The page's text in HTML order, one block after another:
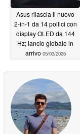
Asus rilascia il nuovo
2-in-1 da 14 pollici con
display OLED da 144
Hz; lancio globale in
arrivo 05/03/2026